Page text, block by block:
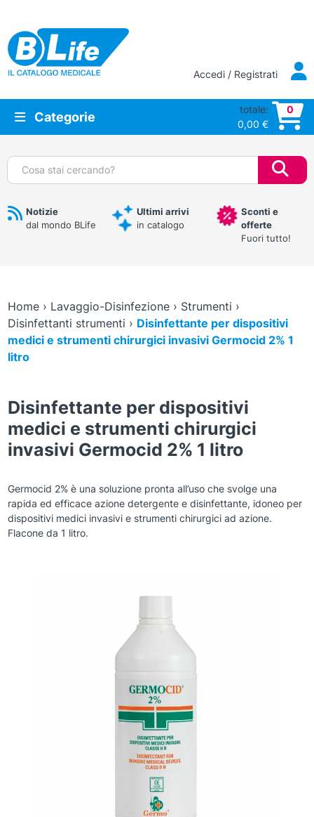
Vai al contenuto principale
Accedi / Registrati
Categorie
totale:
0,00 €
0
Cerca:
Notizie
dal mondo BLife
Ultimi arrivi
in catalogo
Sconti e
offerte
Fuori tutto!
Home› Lavaggio-Disinfezione› Strumenti ›
Disinfettanti strumenti › Disinfettante per dispositivi
medici e strumenti chirurgici invasivi Germocid 2% 1
litro
Disinfettante per dispositivi
medici e strumenti chirurgici
invasivi Germocid 2% 1 litro
Germocid 2% è una soluzione pronta all’uso che svolge una
rapida ed efficace azione detergente e disinfettante, idoneo per
dispositivi medici invasivi e strumenti chirurgici ad azione.
Flacone da 1 litro.